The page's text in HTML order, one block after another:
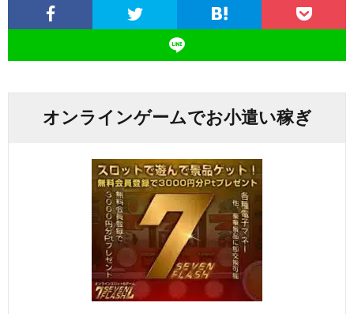
オンラインゲームでお小遣い稼ぎ